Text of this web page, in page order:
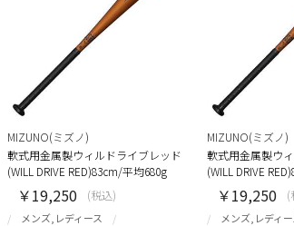
MIZUNO(ミズノ)
軟式用金属製ウィルドライブレッド
(WILL DRIVE RED)83cm/平均680g
メンズ,レディース
￥19,250 (税込)
MIZUNO(ミズノ)
軟式用金属製ウ
(WILL DRIVE
メンズ,レディー
￥19,250 (